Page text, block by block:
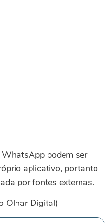
podem ser
aplicativo, portanto
por fontes externas.
Olhar Digital)